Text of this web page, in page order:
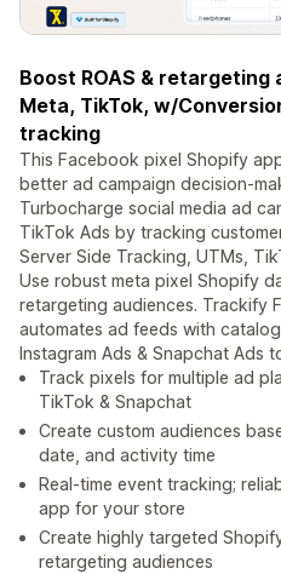
Boost ROAS & retargeting
Meta, TikTok, w/
tracking
This Facebook pixel Shopify
better ad campaign decision-
Turbocharge social media ad
TikTok Ads by tracking
Server Side Tracking, UTMs,
Use robust meta pixel Shopify
retargeting audiences. Trackify
automates ad feeds with
Instagram Ads & Snapchat Ads
Track pixels for multiple ad
TikTok & Snapchat
Create custom audiences
date, and activity time
Real-time event tracking;
app for your store
Create highly targeted
retargeting audiences